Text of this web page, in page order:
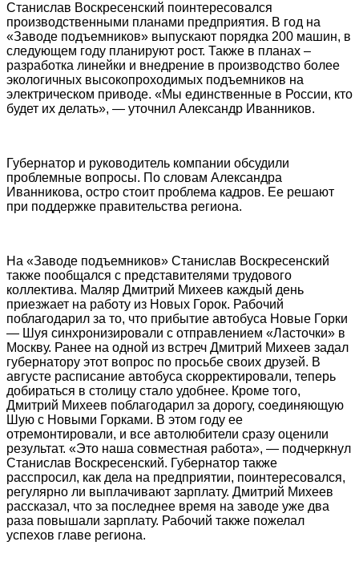
Станислав Воскресенский поинтересовался
производственными планами предприятия. В год на
«Заводе подъемников» выпускают порядка 200 машин, в
следующем году планируют рост. Также в планах –
разработка линейки и внедрение в производство более
экологичных высокопроходимых подъемников на
электрическом приводе. «Мы единственные в России, кто
будет их делать», — уточнил Александр Иванников.
Губернатор и руководитель компании обсудили
проблемные вопросы. По словам Александра
Иванникова, остро стоит проблема кадров. Ее решают
при поддержке правительства региона.
На «Заводе подъемников» Станислав Воскресенский
также пообщался с представителями трудового
коллектива. Маляр Дмитрий Михеев каждый день
приезжает на работу из Новых Горок. Рабочий
поблагодарил за то, что прибытие автобуса Новые Горки
— Шуя синхронизировали с отправлением «Ласточки» в
Москву. Ранее на одной из встреч Дмитрий Михеев задал
губернатору этот вопрос по просьбе своих друзей. В
августе расписание автобуса скорректировали, теперь
добираться в столицу стало удобнее. Кроме того,
Дмитрий Михеев поблагодарил за дорогу, соединяющую
Шую с Новыми Горками. В этом году ее
отремонтировали, и все автолюбители сразу оценили
результат. «Это наша совместная работа», — подчеркнул
Станислав Воскресенский. Губернатор также
расспросил, как дела на предприятии, поинтересовался,
регулярно ли выплачивают зарплату. Дмитрий Михеев
рассказал, что за последнее время на заводе уже два
раза повышали зарплату. Рабочий также пожелал
успехов главе региона.